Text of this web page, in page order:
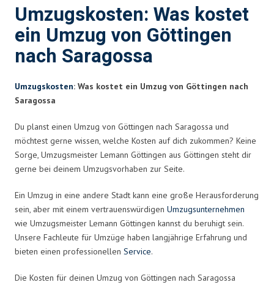
Umzugskosten: Was kostet
ein Umzug von Göttingen
nach Saragossa
Umzugskosten: Was kostet ein Umzug von Göttingen nach
Saragossa
Du planst einen Umzug von Göttingen nach Saragossa und
möchtest gerne wissen, welche Kosten auf dich zukommen? Keine
Sorge, Umzugsmeister Lemann Göttingen aus Göttingen steht dir
gerne bei deinem Umzugsvorhaben zur Seite.
Ein Umzug in eine andere Stadt kann eine große Herausforderung
sein, aber mit einem vertrauenswürdigen Umzugsunternehmen
wie Umzugsmeister Lemann Göttingen kannst du beruhigt sein.
Unsere Fachleute für Umzüge haben langjährige Erfahrung und
bieten einen professionellen Service.
Die Kosten für deinen Umzug von Göttingen nach Saragossa